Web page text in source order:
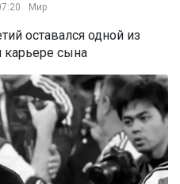
Мир
оставался одной из
сына